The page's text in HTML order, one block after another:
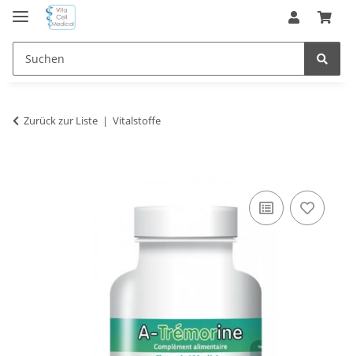
Zurück zur Liste Vitalstoffe